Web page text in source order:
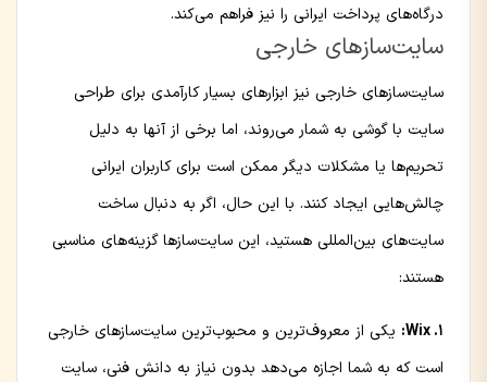
درگاه‌های پرداخت ایرانی را نیز فراهم می‌کند.
سایت‌سازهای خارجی
سایت‌سازهای خارجی نیز ابزارهای بسیار کارآمدی برای طراحی
سایت با گوشی به شمار می‌روند، اما برخی از آنها به دلیل
تحریم‌ها یا مشکلات دیگر ممکن است برای کاربران ایرانی
چالش‌هایی ایجاد کنند. با این حال، اگر به دنبال ساخت
سایت‌های بین‌المللی هستید، این سایت‌سازها گزینه‌های مناسبی
هستند:
1. Wix:
یکی از معروف‌ترین و محبوب‌ترین سایت‌سازهای خارجی
است که به شما اجازه می‌دهد بدون نیاز به دانش فنی، سایت